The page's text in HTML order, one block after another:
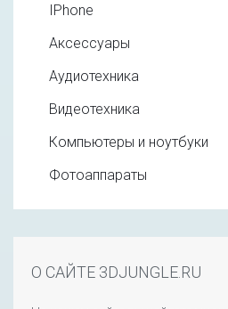
IPhone
Аксессуары
Аудиотехника
Видеотехника
Компьютеры и ноутбуки
Фотоаппараты
О САЙТЕ 3DJUNGLE.RU